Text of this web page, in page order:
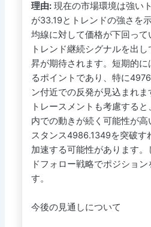
理由:現在の市場環境は強い
が33.19とトレンドの強さを
均線に対して価格が下回っ
トレンド継続シグナルを出
昇が期待されます。短期的に
るポイントであり、特に
ン付近での反発が見込まれま
トレースメントも考慮する
内での動きが続く可能性が
スタンス4986.1349を突破す
加速する可能性があります
ドフォロー戦略でポジショ
す。
今後の見通しについて